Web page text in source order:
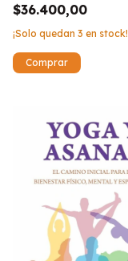
$36.400,00
¡Solo quedan 3 en stock!